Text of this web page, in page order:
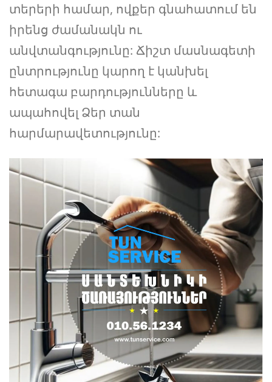
տերերի համար, ովքեր գնահատում են
իրենց ժամանակն ու
անվտանգությունը: Ճիշտ մասնագետի
ընտրությունը կարող է կանխել
հետագա բարդությունները և
ապահովել Ձեր տան
հարմարավետությունը: